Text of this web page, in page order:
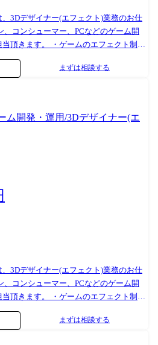
軽に相談できる環境です。 開発環
Photoshop, Figma ・コミュニ
miro ・ドキュメント: Backlog, esa,
織運営をしており、週1程度出社してい
ても、退社時間が決まっており、限ら
ことを重要視しております。 平均残業
。
3Dデザイナー(エフェクト)業務のお仕
コンシューマー、PCなどのゲーム開
ムのエフェクト制作
まで実績や適性に合わせていずれかの
プ企業と安定的な取引を行っておりま
会社だけでは実現できない多彩なスキル
まずは相談する
ム開発・運用/3Dデザイナー(エ
3Dデザイナー(エフェクト)業務のお仕
コンシューマー、PCなどのゲーム開
ムのエフェクト制作
まずは相談する